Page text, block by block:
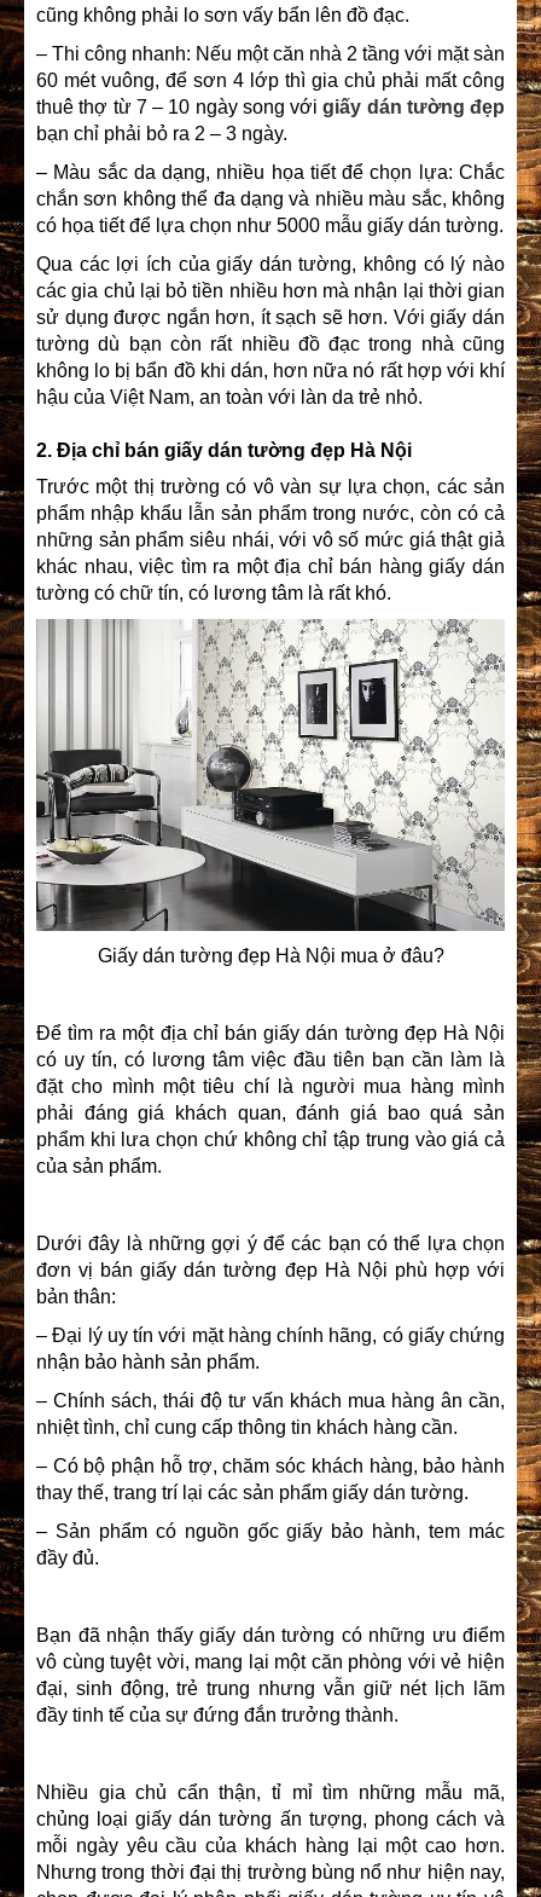
cũng không phải lo sơn vấy bẩn lên đồ đạc.
– Thi công nhanh: Nếu một căn nhà 2 tầng với mặt sàn
60 mét vuông­, để sơn 4 lớp thì gia chủ phải mất công
thuê thợ từ 7 – 10 ngày song vớigiấy dán tường đẹp
bạn chỉ phải bỏ ra 2 – 3 ngày.
– Màu sắc da dạng, nhiều họa tiết để chọn lựa: Chắc
chắn sơn không thể đa dạng và nhiều màu sắc, không
có họa tiết để lựa chọn như 5000 mẫu giấy dán tường.
Qua các lợi ích của giấy dán tường, không có lý nào
các gia chủ lại bỏ tiền nhiều hơn mà nhận lại thời gian
sử dụng được ngắn hơn, ít sạch sẽ hơn. Với giấy dán
tường dù bạn còn rất nhiều đồ đạc trong nhà cũng
không lo bị bẩn đồ khi dán, hơn nữa nó rất hợp với khí
hậu của Việt Nam, an toàn với làn da trẻ nhỏ.
2. Địa chỉ bán giấy dán tường đẹp Hà Nội
Trước một thị trường có vô vàn sự lựa chọn, các sản
phẩm nhập khẩu lẫn sản phẩm trong nước, còn có cả
những sản phẩm siêu nhái, với vô số mức giá thật giả
khác nhau, việc tìm ra một địa chỉ bán hàng giấy dán
tường có chữ tín, có lương tâm là rất khó.
Giấy dán tường đẹp Hà Nội mua ở đâu?
Để tìm ra một địa chỉ bán giấy dán tường đẹp Hà Nội
có uy tín, có lương tâm việc đầu tiên bạn cần làm là
đặt cho mình một tiêu chí là người mua hàng mình
phải đáng giá khách quan, đánh giá bao quá sản
phẩm khi lưa chọn chứ không chỉ tập trung vào giá cả
của sản phẩm.
Dưới đây là những gợi ý để các bạn có thể lựa chọn
đơn vị bán giấy dán tường đẹp Hà Nội phù hợp với
bản thân:
– Đại lý uy tín với mặt hàng chính hãng, có giấy chứng
nhận bảo hành sản phẩm.
– Chính sách, thái độ tư vấn khách mua hàng ân cần,
nhiệt tình, chỉ cung cấp thông tin khách hàng cần.
– Có bộ phận hỗ trợ, chăm sóc khách hàng, bảo hành
thay thế, trang trí lại các sản phẩm giấy dán tường.
– Sản phẩm có nguồn gốc giấy bảo hành, tem mác
đầy đủ.
Bạn đã nhận thấy giấy dán tường có những ưu điểm
vô cùng tuyệt vời, mang lại một căn phòng với vẻ hiện
đại, sinh động, trẻ trung nhưng vẫn giữ nét lịch lãm
đầy tinh tế của sự đứng đắn trưởng thành.
Nhiều gia chủ cẩn thận, tỉ mỉ tìm những mẫu mã,
chủng loại giấy dán tường ấn tượng, phong cách và
mỗi ngày yêu cầu của khách hàng lại một cao hơn.
Nhưng trong thời đại thị trường bùng nổ như hiện nay,